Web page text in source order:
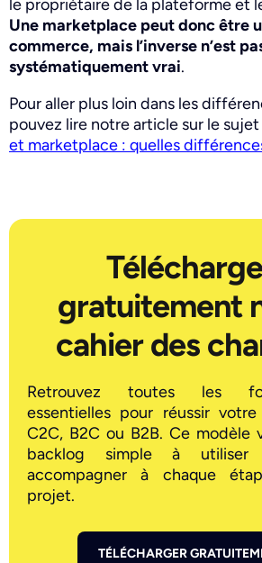
le propriétaire de la plateforme et
Une marketplace peut donc être
commerce, mais l’inverse n’est
systématiquement vrai.
Pour aller plus loin dans les
pouvez lire notre article sur le sujet
et marketplace : quelles
gratuitement
cahier des
Retrouvez toutes les
essentielles pour réussir
C2C, B2C ou B2B. Ce modèle
backlog simple à utiliser
accompagner à chaque
projet.
TÉLÉCHARGER